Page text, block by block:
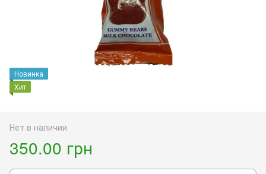
Новинка
Хит
Нет в наличии
350.00 грн